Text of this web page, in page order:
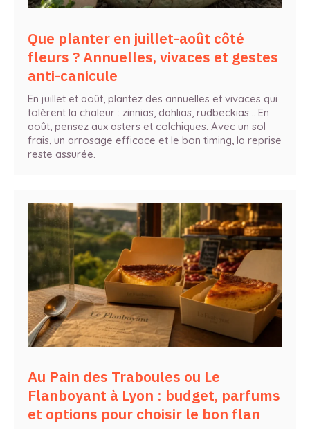
Que planter en juillet-août côté
fleurs ? Annuelles, vivaces et gestes
anti-canicule
En juillet et août, plantez des annuelles et vivaces qui
tolèrent la chaleur : zinnias, dahlias, rudbeckias… En
août, pensez aux asters et colchiques. Avec un sol
frais, un arrosage efficace et le bon timing, la reprise
reste assurée.
Au Pain des Traboules ou Le
Flanboyant à Lyon : budget, parfums
et options pour choisir le bon flan